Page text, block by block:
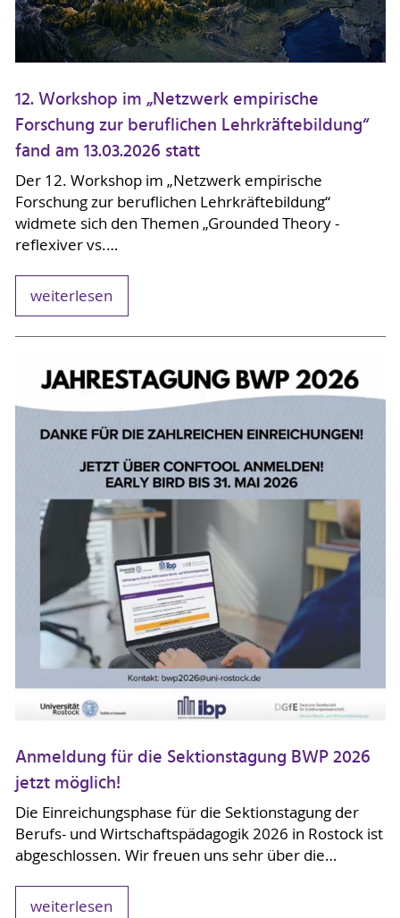
12. Workshop im „Netzwerk empirische
Forschung zur beruflichen Lehrkräftebildung“
fand am 13.03.2026 statt
Der 12. Workshop im „Netzwerk empirische
Forschung zur beruflichen Lehrkräftebildung“
widmete sich den Themen „Grounded Theory -
reflexiver vs.…
weiterlesen
Anmeldung für die Sektionstagung BWP 2026
jetzt möglich!
Die Einreichungsphase für die Sektionstagung der
Berufs- und Wirtschaftspädagogik 2026 in Rostock ist
abgeschlossen. Wir freuen uns sehr über die…
weiterlesen